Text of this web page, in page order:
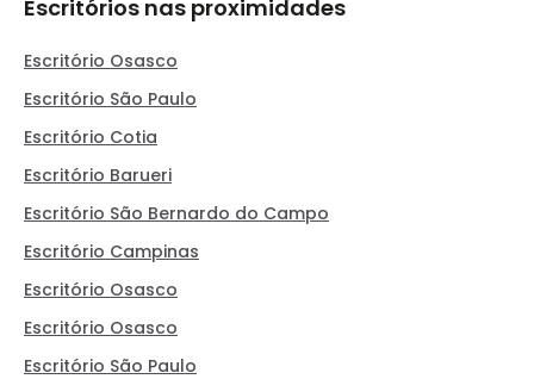
Escritórios nas proximidades
Escritório Osasco
Escritório São Paulo
Escritório Cotia
Escritório Barueri
Escritório São Bernardo do Campo
Escritório Campinas
Escritório Osasco
Escritório Osasco
Escritório São Paulo